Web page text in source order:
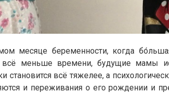
месяце беременности, когда
всё меньше времени, будущие мамы
становится всё тяжелее, а
и переживания о его рождении и